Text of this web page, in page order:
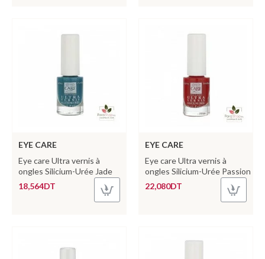
EYE CARE
Eye care Ultra vernis à
ongles Silicium-Urée Jade
18,564DT
EYE CARE
Eye care Ultra vernis à
ongles Silicium-Urée Passion
22,080DT